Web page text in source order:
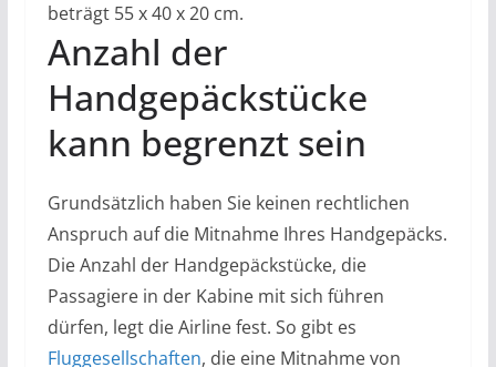
beträgt 55 x 40 x 20 cm.
Anzahl der
Handgepäckstücke
kann begrenzt sein
Grundsätzlich haben Sie keinen rechtlichen
Anspruch auf die Mitnahme Ihres Handgepäcks.
Die Anzahl der Handgepäckstücke, die
Passagiere in der Kabine mit sich führen
dürfen, legt die Airline fest. So gibt es
Fluggesellschaften, die eine Mitnahme von